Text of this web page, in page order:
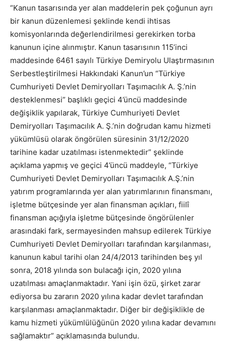
“Kanun tasarısında yer alan maddelerin pek çoğunun ayrı
bir kanun düzenlemesi şeklinde kendi ihtisas
komisyonlarında değerlendirilmesi gerekirken torba
kanunun içine alınmıştır. Kanun tasarısının 115’inci
maddesinde 6461 sayılı Türkiye Demiryolu Ulaştırmasının
Serbestleştirilmesi Hakkındaki Kanun’un “Türkiye
Cumhuriyeti Devlet Demiryolları Taşımacılık A. Ş.’nin
desteklenmesi” başlıklı geçici 4’üncü maddesinde
değişiklik yapılarak, Türkiye Cumhuriyeti Devlet
Demiryolları Taşımacılık A. Ş.’nin doğrudan kamu hizmeti
yükümlüsü olarak öngörülen süresinin 31/12/2020
tarihine kadar uzatılması istenmektedir” şeklinde
açıklama yapmış ve geçici 4’üncü maddeyle, “Türkiye
Cumhuriyeti Devlet Demiryolları Taşımacılık A.Ş.’nin
yatırım programlarında yer alan yatırımlarının finansmanı,
işletme bütçesinde yer alan finansman açıkları, fiilî
finansman açığıyla işletme bütçesinde öngörülenler
arasındaki fark, sermayesinden mahsup edilerek Türkiye
Cumhuriyeti Devlet Demiryolları tarafından karşılanması,
kanunun kabul tarihi olan 24/4/2013 tarihinden beş yıl
sonra, 2018 yılında son bulacağı için, 2020 yılına
uzatılması amaçlanmaktadır. Yani işin özü, şirket zarar
ediyorsa bu zararın 2020 yılına kadar devlet tarafından
karşılanması amaçlanmaktadır. Diğer bir değişiklikle de
kamu hizmeti yükümlülüğünün 2020 yılına kadar devamını
sağlamaktır” açıklamasında bulundu.